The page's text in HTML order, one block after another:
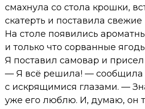
смахнула со стола крошки,
скатерть и поставила свежие
На столе появились
и только что сорванные
Я поставил самовар и
— Я всё решила! — сообщила
с искрящимися глазами. —
уже его люблю. И, думаю, он